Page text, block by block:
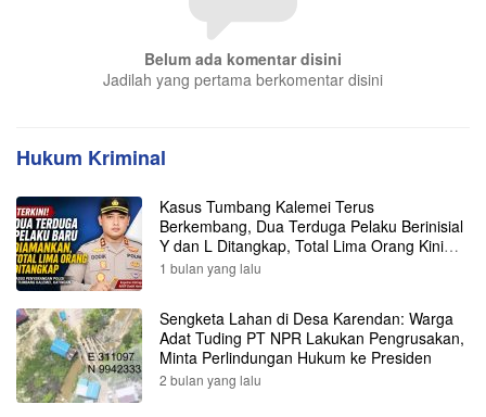
Belum ada komentar disini
Jadilah yang pertama berkomentar disini
Hukum Kriminal
Kasus Tumbang Kalemei Terus
Berkembang, Dua Terduga Pelaku Berinisial
Y dan L Ditangkap, Total Lima Orang Kini
Diamankan Polisi
1 bulan yang lalu
Sengketa Lahan di Desa Karendan: Warga
Adat Tuding PT NPR Lakukan Pengrusakan,
Minta Perlindungan Hukum ke Presiden
2 bulan yang lalu